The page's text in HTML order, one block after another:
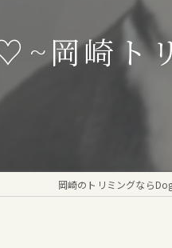
岡崎ト
岡崎のトリミングなら